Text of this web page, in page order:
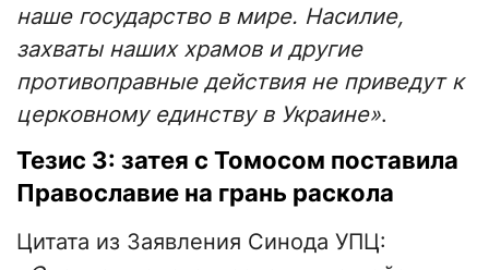
наше государство в мире. Насилие,
захваты наших храмов и другие
противоправные действия не приведут к
церковному единству в Украине».
Тезис 3: затея с Томосом поставила
Православие на грань раскола
Цитата из Заявления Синода УПЦ: